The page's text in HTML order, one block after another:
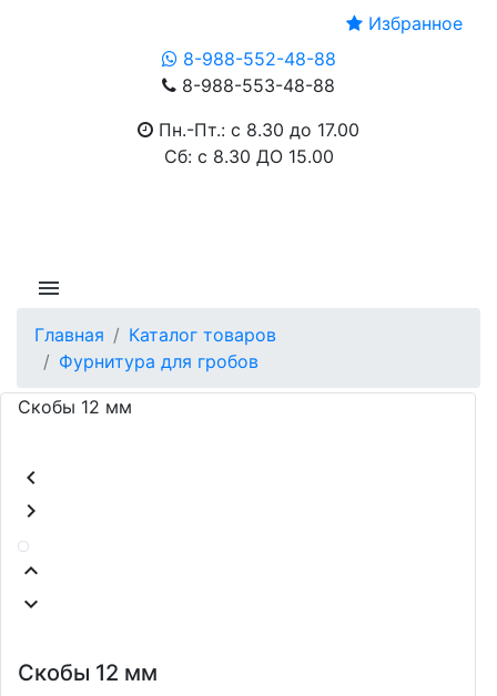
Избранное
8-988-552-48-88
8-988-553-48-88
Пн.-Пт.: с 8.30 до 17.00
Сб: с 8.30 ДО 15.00
menu
Главная
Каталог товаров
Фурнитура для гробов
Скобы 12 мм
chevron_left
chevron_right
keyboard_arrow_up
keyboard_arrow_down
Скобы 12 мм